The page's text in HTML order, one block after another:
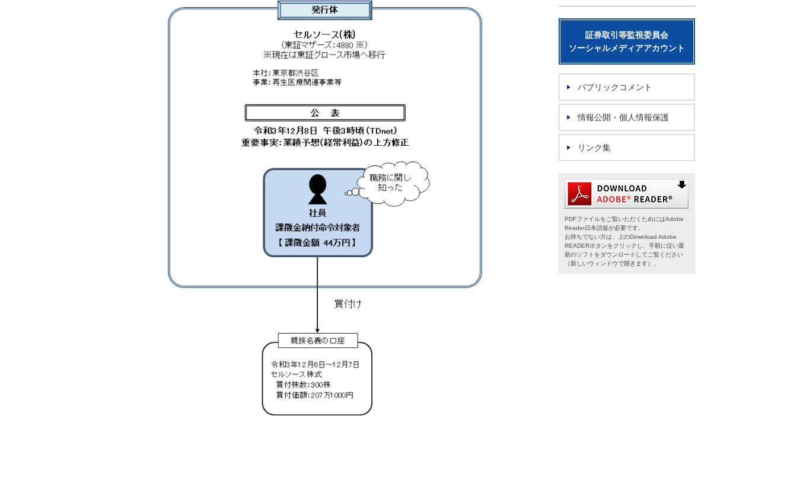
証券取引等監視委員会
ソーシャルメディアアカウント
パブリックコメント
情報公開・個人情報保護
リンク集
PDFファイルをご覧いただくためにはAdobe
Reader日本語版が必要です。
お持ちでない方は、上のDownload Adobe
READERボタンをクリックし、手順に従い最
新のソフトをダウンロードしてご覧ください
（新しいウィンドウで開きます）。